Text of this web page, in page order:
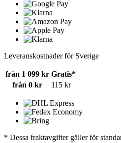
Leveranskostnader för Sverige
från 1 099 kr Gratis*
från 0 kr
115 kr
* Dessa fraktavgifter gäller för